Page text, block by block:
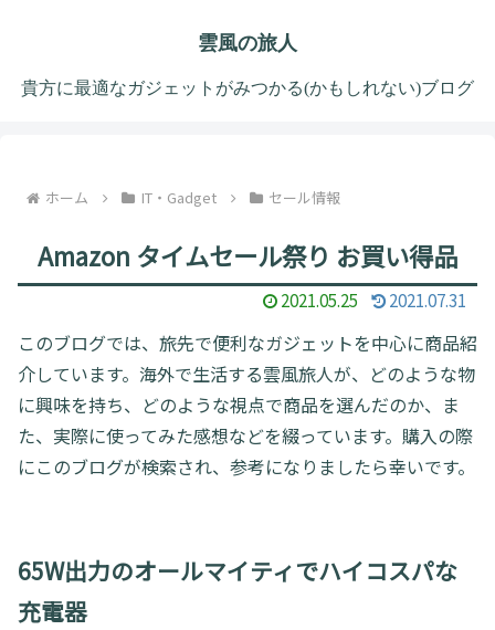
雲風の旅人
貴方に最適なガジェットがみつかる(かもしれない)ブログ
ホーム IT・Gadget セール情報
Amazon タイムセール祭り お買い得品
2021.05.25 2021.07.31
このブログでは、旅先で便利なガジェットを中心に商品紹
介しています。海外で生活する雲風旅人が、どのような物
に興味を持ち、どのような視点で商品を選んだのか、ま
た、実際に使ってみた感想などを綴っています。購入の際
にこのブログが検索され、参考になりましたら幸いです。
65W出力のオールマイティでハイコスパな
充電器